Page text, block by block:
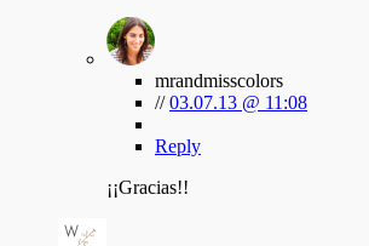
mrandmisscolors
//03.07.13 @ 11:08
Reply
¡¡Gracias!!